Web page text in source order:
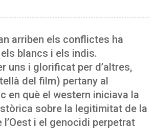
arriben els conflictes ha
blancs i els indis.
uns i glorificat per d’altres,
del film) pertany al
en què el western iniciava la
sobre la legitimitat de la
i el genocidi perpetrat